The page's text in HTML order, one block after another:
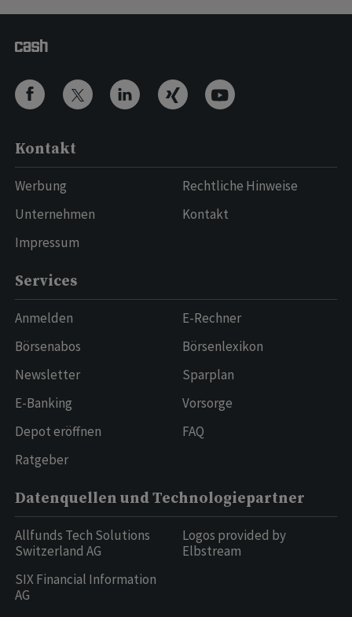
Kontakt
Werbung
Unternehmen
Impressum
Rechtliche Hinweise
Kontakt
Services
Anmelden
Börsenabos
Newsletter
E-Banking
Depot eröffnen
Ratgeber
E-Rechner
Börsenlexikon
Sparplan
Vorsorge
FAQ
Datenquellen und Technologiepartner
Allfunds Tech Solutions
Switzerland AG
SIX Financial Information
AG
Logos provided by
Elbstream